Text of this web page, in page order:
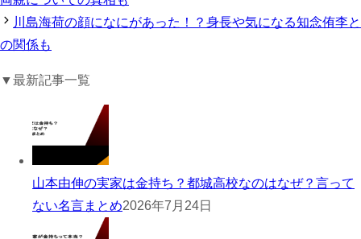
川島海荷の顔になにがあった！？身長や気になる知念侑李と
の関係も
▼最新記事一覧
山本由伸の実家は金持ち？都城高校なのはなぜ？言って
ない名言まとめ2026年7月24日